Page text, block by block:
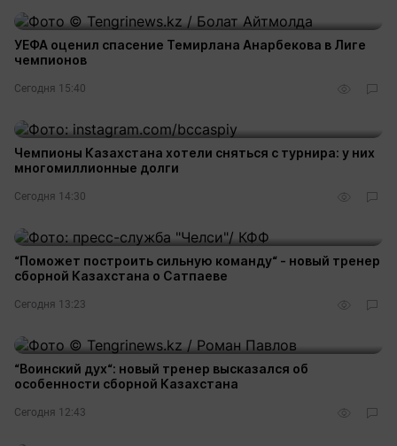
УЕФА оценил спасение Темирлана Анарбекова в Лиге
чемпионов
Сегодня 15:40
Чемпионы Казахстана хотели сняться с турнира: у них
многомиллионные долги
Сегодня 14:30
“Поможет построить сильную команду“ - новый тренер
сборной Казахстана о Сатпаеве
Сегодня 13:23
“Воинский дух“: новый тренер высказался об
особенности сборной Казахстана
Сегодня 12:43